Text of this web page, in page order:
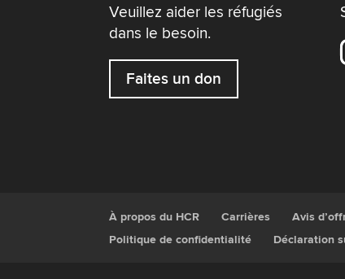
Veuillez aider les réfugiés
dans le besoin.
Faites un don
À propos du HCR Carrières Avis
Politique de confidentialité
Déclaration